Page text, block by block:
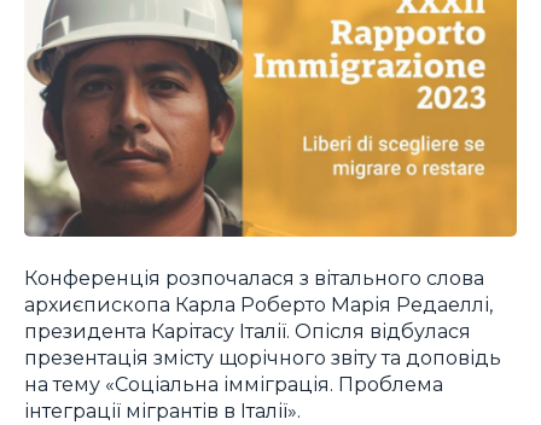
Конференція розпочалася з вітального слова
архиєпископа Карла Роберто Марія Редаеллі,
президента Карітасу Італії. Опісля відбулася
презентація змісту щорічного звіту та доповідь
на тему «Соціальна імміграція. Проблема
інтеграції мігрантів в Італії».